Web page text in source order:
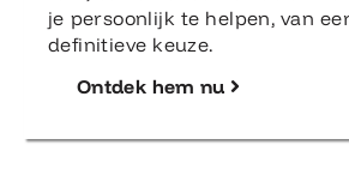
je persoonlijk te helpen, van
definitieve keuze.
Ontdek hem nu